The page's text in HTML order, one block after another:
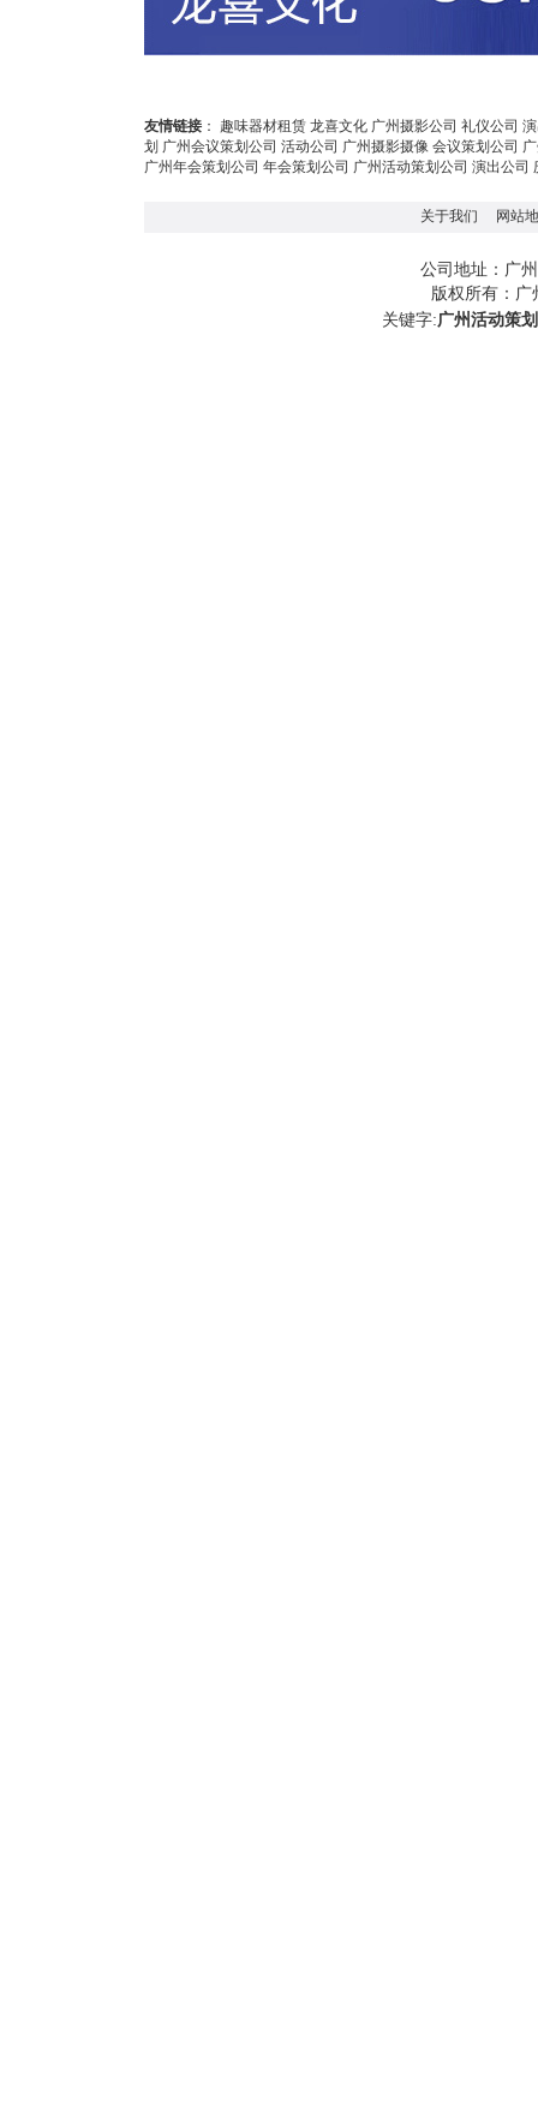
友情链接 ： 趣味器材租赁 龙喜文化 广州摄影公司 礼仪公司
划 广州会议策划公司 活动公司 广州摄影摄像 会议策划公司
广州年会策划公司 年会策划公司 广州活动策划公司 演出公司
关于我们 网站
公司地址： 广
版权所有： 广
关键字:广州活动策